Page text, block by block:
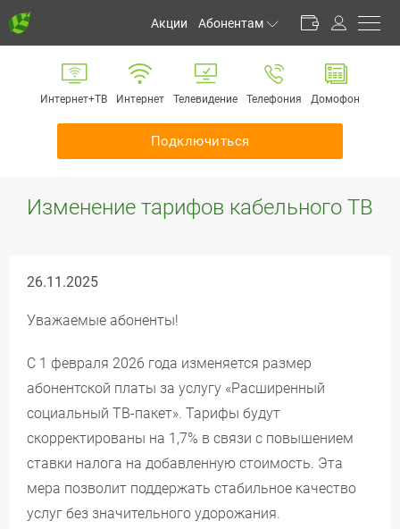
Акции Абонентам
Личный кабинет
Способы оплаты
Обратная связь
Информирование
Оборудование
Интернет+ТВ Интернет Телевидение Телефония Домофон
Подключиться
Изменение тарифов кабельного ТВ
26.11.2025
Уважаемые абоненты!
С 1 февраля 2026 года изменяется размер
абонентской платы за услугу «Расширенный
социальный ТВ-пакет». Тарифы будут
скорректированы на 1,7% в связи с повышением
ставки налога на добавленную стоимость. Эта
мера позволит поддержать стабильное качество
услуг без значительного удорожания.